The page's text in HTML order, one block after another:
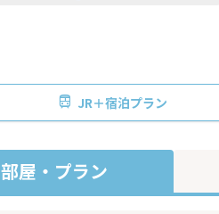
JR＋宿泊プラン
部屋・プラン